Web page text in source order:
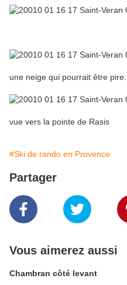
une neige qui pourrait être pire...
vue vers la pointe de Rasis
#Ski de rando en Provence
Partager
Vous aimerez aussi
Chambran côté levant